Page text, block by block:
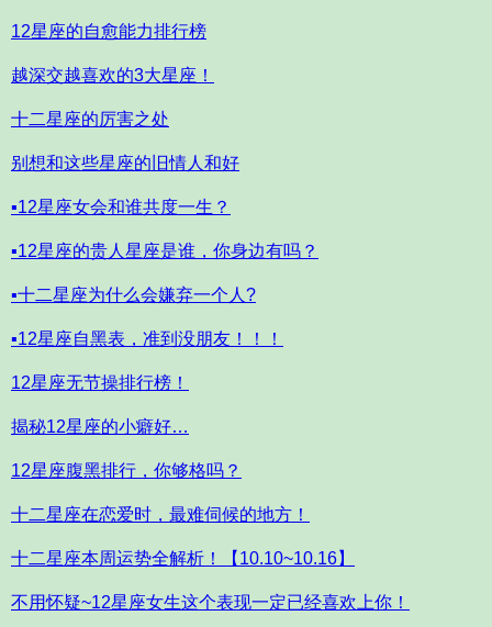
12星座的自愈能力排行榜
越深交越喜欢的3大星座！
十二星座的厉害之处
别想和这些星座的旧情人和好
▪12星座女会和谁共度一生？
▪12星座的贵人星座是谁，你身边有吗？
▪十二星座为什么会嫌弃一个人?
▪12星座自黑表，准到没朋友！！！
12星座无节操排行榜！
揭秘12星座的小癖好…
12星座腹黑排行，你够格吗？
十二星座在恋爱时，最难伺候的地方！
十二星座本周运势全解析！【10.10~10.16】
不用怀疑~12星座女生这个表现一定已经喜欢上你！